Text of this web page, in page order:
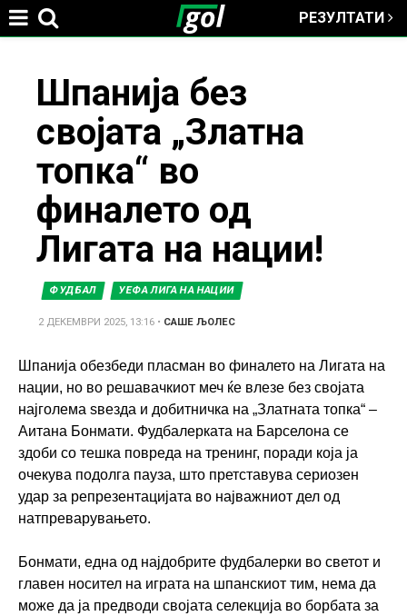
РЕЗУЛТАТИ
here
Шпанија без
својата „Златна
топка“ во
финалето од
Лигата на нации!
ФУДБАЛ УЕФА ЛИГА НА НАЦИИ
2 ДЕКЕМВРИ 2025, 13:16 • САШЕ ЉОЛЕС
Шпанија обезбеди пласман во финалето на Лигата на
нации, но во решавачкиот меч ќе влезе без својата
најголема ѕвезда и добитничка на „Златната топка“ –
Аитана Бонмати. Фудбалерката на Барселона се
здоби со тешка повреда на тренинг, поради која ја
очекува подолга пауза, што претставува сериозен
удар за репрезентацијата во најважниот дел од
натпреварувањето.
Бонмати, една од најдобрите фудбалерки во светот и
главен носител на играта на шпанскиот тим, нема да
може да ја предводи својата селекција во борбата за